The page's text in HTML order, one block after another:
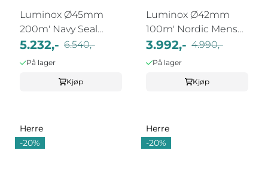
Luminox Ø45mm
200m' Navy Seal
Chrono Sort
5.232,- 6.540,-
På lager
Kjøp
Luminox Ø42mm
100m' Nordic Mens
Stål/Hvit
3.992,- 4.990,-
På lager
Kjøp
Herre
-20%
Herre
-20%